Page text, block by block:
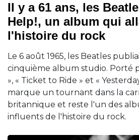
Il y a 61 ans, les
Help!, un album qui
l'histoire du rock
Le 6 août 1965, les Beatles
cinquième album studio. Porté
», « Ticket to Ride » et «
marque un tournant dans la
britannique et reste l'un des
influents de l'histoire du rock.